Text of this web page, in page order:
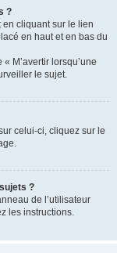
?
cliquant sur le lien
en haut et en bas du
M’avertir lorsqu’une
le sujet.
celui-ci, cliquez sur le
?
de l’utilisateur
les instructions.